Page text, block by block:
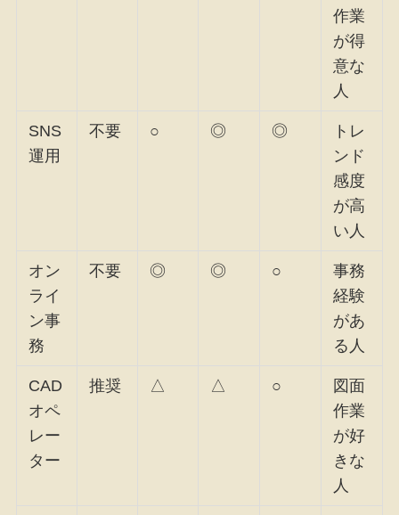
作業
が得
意な
人
SNS
運用
不要 ○ ◎ ◎
トレ
ンド
感度
が高
い人
オン
ライ
ン事
務
不要 ◎ ◎ ○
事務
経験
があ
る人
CAD
オペ
レー
ター
推奨 △ △ ○
図面
作業
が好
きな
人